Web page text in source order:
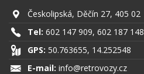
Českolipská, Děčín 27, 405 02
Tel: 602 147 909, 602 187 148
GPS: 50.763655, 14.252548
E-mail: info@retrovozy.cz